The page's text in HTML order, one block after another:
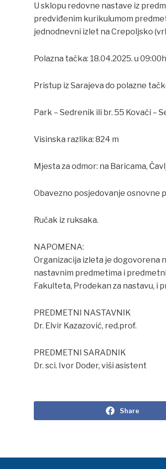
U sklopu redovne nastave iz
predviđenim kurikulumom
jednodnevni izlet na Crepoljsko
Polazna tačka: 18.04.2025. u
Pristup iz Sarajeva do polazne
Park – Sedrenik ili br. 55 Kovači –
Visinska razlika: 824 m
Mjesta za odmor: na Baricama,
Obavezno posjedovanje osnovne
Ručak iz ruksaka.
NAPOMENA:
Organizacija izleta je dogovorena
nastavnim predmetima i
Fakulteta, Prodekan za nastavu, i
PREDMETNI NASTAVNIK
Dr. Elvir Kazazović, red.prof.
PREDMETNI SARADNIK
Dr. sci. Ivor Doder, viši asistent
Share